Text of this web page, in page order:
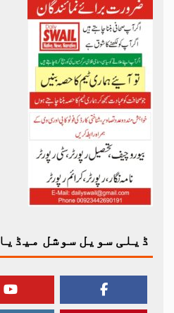
ڈیلی سویل سوشل میڈیا